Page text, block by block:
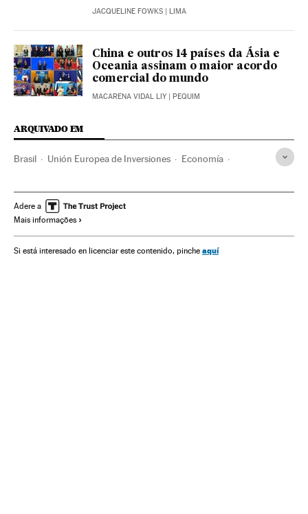
JACQUELINE FOWKS | LIMA
China e outros 14 países da Ásia e
Oceania assinam o maior acordo
comercial do mundo
MACARENA VIDAL LIY | PEQUIM
ARQUIVADO EM
Brasil Unión Europea de Inversiones Economía
Hungría Libertad prensa
Adere a
Mais informações
Si está interesado en licenciar este contenido, pinche aquí